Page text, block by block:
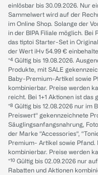
einlösbar bis 30.09.2026. Nur
Sammelwert wird auf der
im Online Shop. Solange der
in der BIPA Filiale möglich. Bei
das tiptoi Starter-Set in
der Wert iHv 54.99 €
*⁴ Gültig bis 19.08.2026.
Produkte, mit SALE
Baby-Premium-Artikel sowie
kombinierbar. Preise werden
reicht. Bei 1+1 Aktionen ist das
*⁸ Gültig bis 12.08.2026 nur im
Preiswert“ gekennzeichnete
Säuglingsanfangsnahrung,
der Marke “Accessories“,
Premium- Artikel sowie
kombinierbar. Preise werden
*¹⁰ Gültig bis 02.09.2026 nur
Rabatten und Aktionen